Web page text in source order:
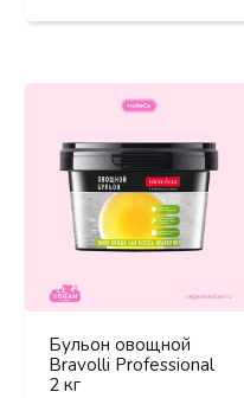
Бульон овощной
Bravolli Professional
2 кг